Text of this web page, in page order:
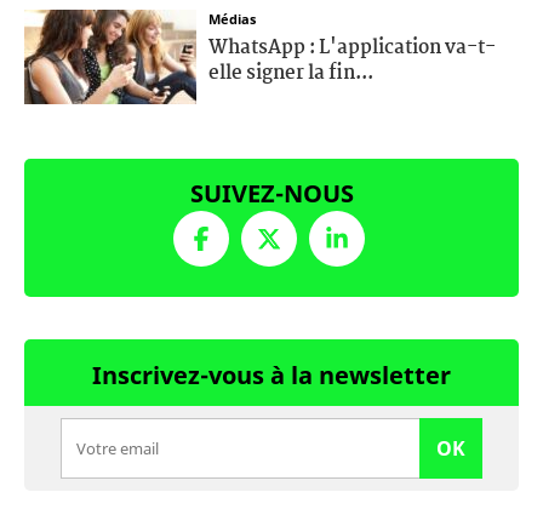
Médias
WhatsApp : L'application va-t-
elle signer la fin...
SUIVEZ-NOUS
Inscrivez-vous à la newsletter
OK